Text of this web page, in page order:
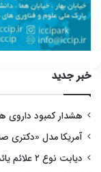
خبر جدید
هشدار کمبود داروی
آمریکا مدل «دکتری
دیابت نوع ۲ علائم یائسگی را تشدید می‌کند